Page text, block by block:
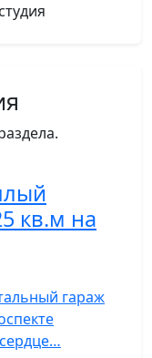
кв.м на
гараж